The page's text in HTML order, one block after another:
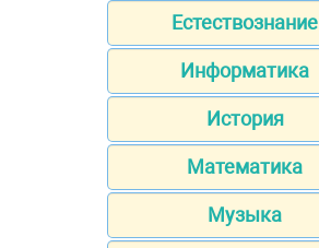
Естествознание
Информатика
История
Математика
Музыка